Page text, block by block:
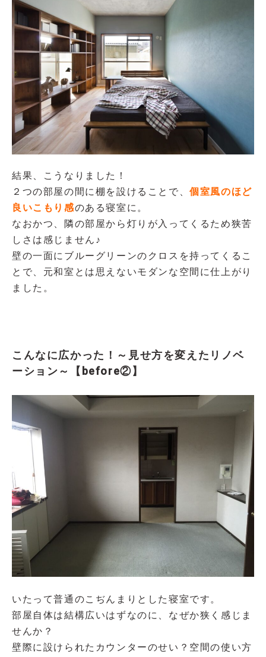
結果、こうなりました！
２つの部屋の間に棚を設けることで、個室風のほど
良いこもり感のある寝室に。
なおかつ、隣の部屋から灯りが入ってくるため狭苦
しさは感じません♪
壁の一面にブルーグリーンのクロスを持ってくるこ
とで、元和室とは思えないモダンな空間に仕上がり
ました。
こんなに広かった！～見せ方を変えたリノベ
ーション～【before②】
いたって普通のこぢんまりとした寝室です。
部屋自体は結構広いはずなのに、なぜか狭く感じま
せんか？
壁際に設けられたカウンターのせい？空間の使い方